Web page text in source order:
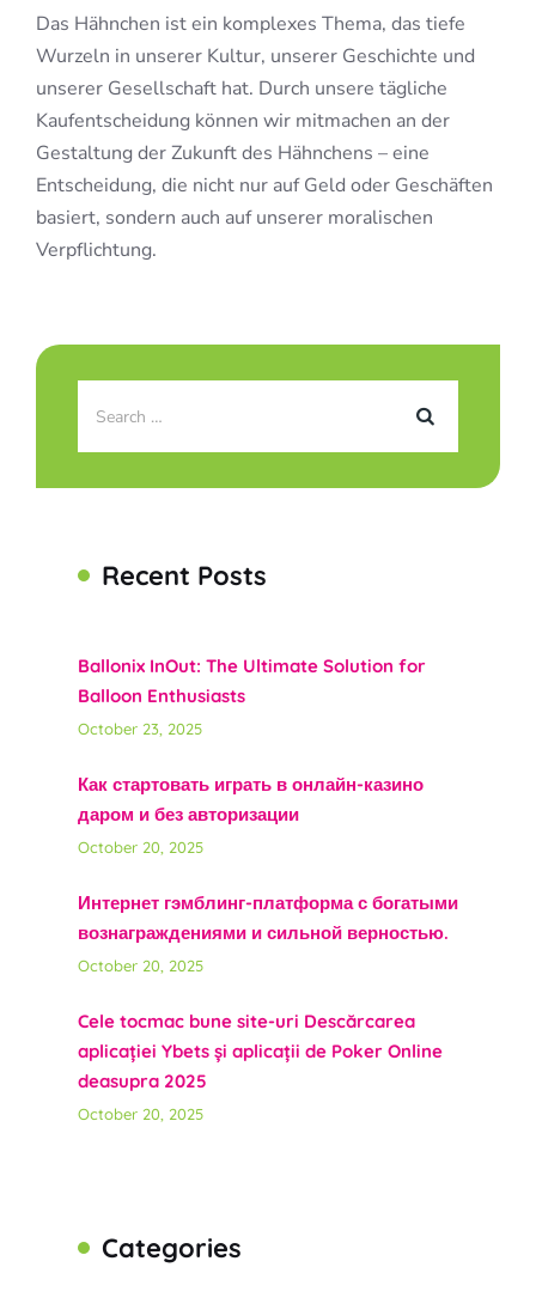
Das Hähnchen ist ein komplexes Thema, das tiefe
Wurzeln in unserer Kultur, unserer Geschichte und
unserer Gesellschaft hat. Durch unsere tägliche
Kaufentscheidung können wir mitmachen an der
Gestaltung der Zukunft des Hähnchens – eine
Entscheidung, die nicht nur auf Geld oder Geschäften
basiert, sondern auch auf unserer moralischen
Verpflichtung.
Recent Posts
Ballonix InOut: The Ultimate Solution for
Balloon Enthusiasts
October 23, 2025
Как стартовать играть в онлайн-казино
даром и без авторизации
October 20, 2025
Интернет гэмблинг-платформа с богатыми
вознаграждениями и сильной верностью.
October 20, 2025
Cele tocmac bune site-uri Descărcarea
aplicației Ybets și aplicații de Poker Online
deasupra 2025
October 20, 2025
Categories